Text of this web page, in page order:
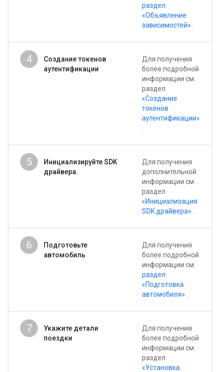
раздел
«Объявление
зависимостей»
4
Создание токенов
аутентификации
Для получения
более подробной
информации см.
раздел
«Создание
токенов
аутентификации»
5
Инициализируйте SDK
драйвера.
Для получения
дополнительной
информации см.
раздел
«Инициализация
SDK драйвера»
6
Подготовьте
автомобиль
Для получения
более подробной
информации см.
раздел
«Подготовка
автомобиля»
7
Укажите детали
поездки
Для получения
более подробной
информации см.
раздел
«Установка